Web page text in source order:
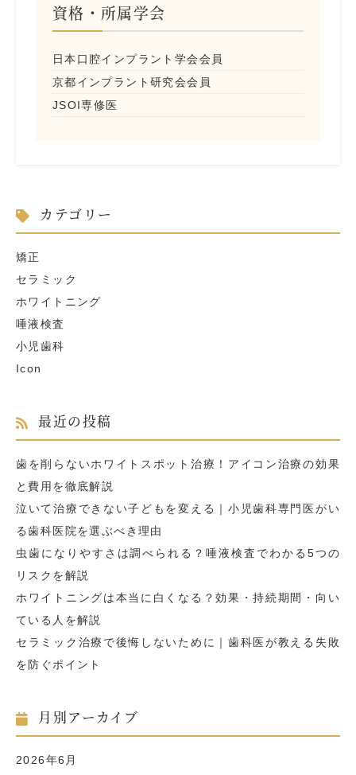
資格・所属学会
日本口腔インプラント学会会員
京都インプラント研究会会員
JSOI専修医
カテゴリー
矯正
セラミック
ホワイトニング
唾液検査
小児歯科
Icon
最近の投稿
歯を削らないホワイトスポット治療！アイコン治療の効果
と費用を徹底解説
泣いて治療できない子どもを変える｜小児歯科専門医がい
る歯科医院を選ぶべき理由
虫歯になりやすさは調べられる？唾液検査でわかる5つの
リスクを解説
ホワイトニングは本当に白くなる？効果・持続期間・向い
ている人を解説
セラミック治療で後悔しないために｜歯科医が教える失敗
を防ぐポイント
月別アーカイブ
2026年6月